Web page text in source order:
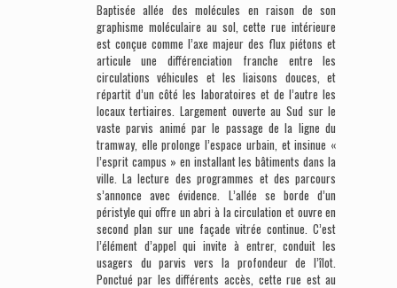
Baptisée allée des molécules en raison de son
graphisme moléculaire au sol, cette rue intérieure
est conçue comme l’axe majeur des flux piétons et
articule une différenciation franche entre les
circulations véhicules et les liaisons douces, et
répartit d’un côté les laboratoires et de l’autre les
locaux tertiaires. Largement ouverte au Sud sur le
vaste parvis animé par le passage de la ligne du
tramway, elle prolonge l’espace urbain, et insinue «
l’esprit campus » en installant les bâtiments dans la
ville. La lecture des programmes et des parcours
s’annonce avec évidence. L’allée se borde d’un
péristyle qui offre un abri à la circulation et ouvre en
second plan sur une façade vitrée continue. C’est
l’élément d’appel qui invite à entrer, conduit les
usagers du parvis vers la profondeur de l’îlot.
Ponctué par les différents accès, cette rue est au